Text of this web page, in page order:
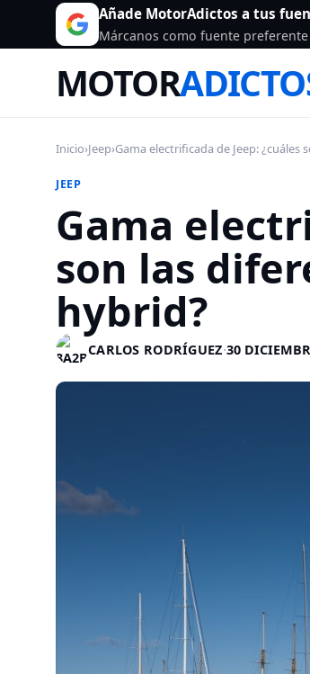
Añade MotorAdictos a tus
Márcanos como fuente
MOTOR
Inicio›Jeep›Gama electrificada de Jeep: ¿cuáles
JEEP
Gama
son las
hybrid?
CARLOS RODRÍGUEZ·30